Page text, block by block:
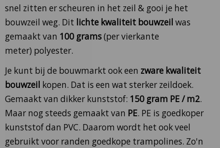
snel zitten er scheuren in het zeil & gooi je het
bouwzeil weg. Dit lichte kwaliteit bouwzeil was
gemaakt van 100 grams(per vierkante
meter) polyester.
Je kunt bij de bouwmarkt ook een zware kwaliteit
bouwzeil kopen. Dat is een wat sterker zeildoek.
Gemaakt van dikker kunststof: 150 gram PE / m2.
Maar nog steeds gemaakt van PE. PE is goedkoper
kunststof dan PVC. Daarom wordt het ook veel
gebruikt voor randen goedkope trampolines. Zo'n